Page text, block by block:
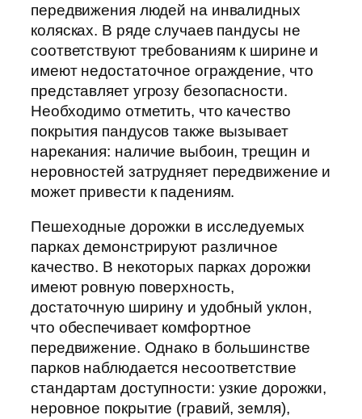
передвижения людей на инвалидных
колясках. В ряде случаев пандусы не
соответствуют требованиям к ширине и
имеют недостаточное ограждение, что
представляет угрозу безопасности.
Необходимо отметить, что качество
покрытия пандусов также вызывает
нарекания: наличие выбоин, трещин и
неровностей затрудняет передвижение и
может привести к падениям.
Пешеходные дорожки в исследуемых
парках демонстрируют различное
качество. В некоторых парках дорожки
имеют ровную поверхность,
достаточную ширину и удобный уклон,
что обеспечивает комфортное
передвижение. Однако в большинстве
парков наблюдается несоответствие
стандартам доступности: узкие дорожки,
неровное покрытие (гравий, земля),